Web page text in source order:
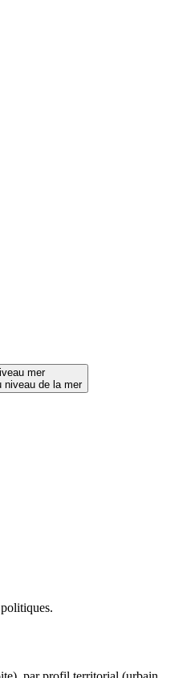
mer
niveau de la mer